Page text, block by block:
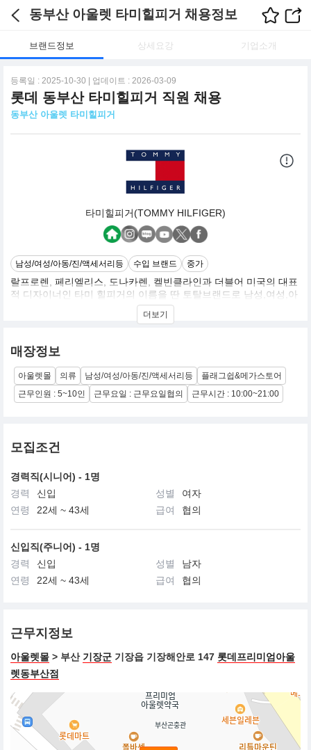
동부산 아울렛 타미힐피거 채용정보
브랜드정보 상세요강 기업소개
등록일 : 2025-10-30 | 업데이트 : 2026-03-09
롯데 동부산 타미힐피거 직원 채용
동부산 아울렛 타미힐피거
타미힐피거(TOMMY HILFIGER)
남성/여성/아동/진/액세서리등 수입 브랜드 중가
랄프로렌, 페리엘리스, 도나카렌, 켈빈클라인과 더블어 미국의 대표
적 디자이너인 타미 힐피거의 이름을 딴 토탈브랜드로 남성,여성,아
동,진,홈콜렉션,액세서리콜렉션을 보유한 라이프 스타일 브랜드
고 창조적인 것이어야 합니다..제 컬렉션에는 그런 한사람 한사람의
다양한 라이프 스타일과 접목시키려는 의도가 반영되어 있습니
다..."
더보기
매장정보
아울렛몰 의류 남성/여성/아동/진/액세서리등
플래그쉽&메가스토어
근무인원 : 5~10인
근무요일 : 근무요일협의 근무시간 : 10:00~21:00
모집조건
경력직(시니어) - 1명
경력
신입 성별
여자
연령
22세 ~ 43세 급여 협의
신입직(주니어) - 1명
경력
신입 성별
남자
연령
22세 ~ 43세 급여 협의
근무지정보
아울렛몰 > 부산 기장군 기장읍 기장해안로 147 롯데프리미엄아울
렛동부산점